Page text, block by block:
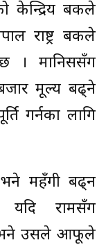
केन्द्रिय बैंकले
राष्ट्र बैंकले
। मानिससँग
मूल्य बढ्ने
गर्नका लागि
भने महँगी बढ्न
यदि रामसँग
भने उसले आफूले